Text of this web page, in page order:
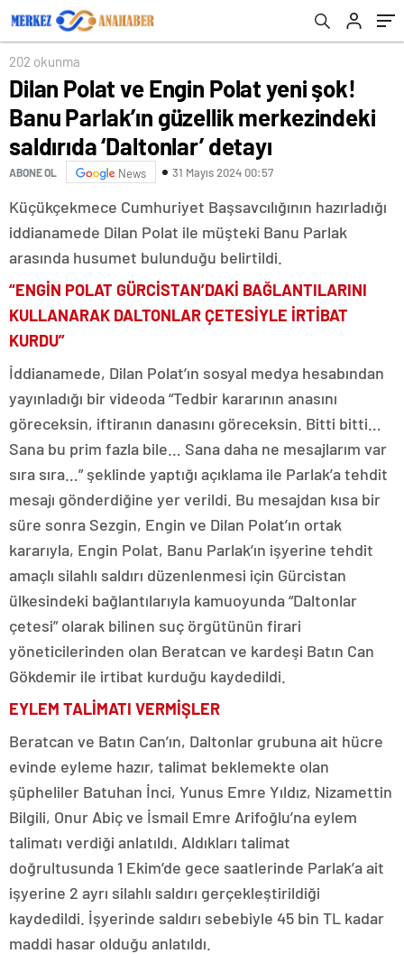
‘Daltonlar’ detayı
202 okunma
Dilan Polat ve Engin Polat yeni şok!
Banu Parlak’ın güzellik merkezindeki
saldırıda ‘Daltonlar’ detayı
ABONE OL News 31 Mayıs 2024 00:57
Küçükçekmece Cumhuriyet Başsavcılığının hazırladığı
iddianamede Dilan Polat ile müşteki Banu Parlak
arasında husumet bulunduğu belirtildi.
“ENGİN POLAT GÜRCİSTAN’DAKİ BAĞLANTILARINI
KULLANARAK DALTONLAR ÇETESİYLE İRTİBAT
KURDU”
İddianamede, Dilan Polat’ın sosyal medya hesabından
yayınladığı bir videoda “Tedbir kararının anasını
göreceksin, iftiranın danasını göreceksin. Bitti bitti…
Sana bu prim fazla bile… Sana daha ne mesajlarım var
sıra sıra…” şeklinde yaptığı açıklama ile Parlak’a tehdit
mesajı gönderdiğine yer verildi. Bu mesajdan kısa bir
süre sonra Sezgin, Engin ve Dilan Polat’ın ortak
kararıyla, Engin Polat, Banu Parlak’ın işyerine tehdit
amaçlı silahlı saldırı düzenlenmesi için Gürcistan
ülkesindeki bağlantılarıyla kamuoyunda “Daltonlar
çetesi” olarak bilinen suç örgütünün firari
yöneticilerinden olan Beratcan ve kardeşi Batın Can
Gökdemir ile irtibat kurduğu kaydedildi.
EYLEM TALİMATI VERMİŞLER
Beratcan ve Batın Can’ın, Daltonlar grubuna ait hücre
evinde eyleme hazır, talimat beklemekte olan
şüpheliler Batuhan İnci, Yunus Emre Yıldız, Nizamettin
Bilgili, Onur Abiç ve İsmail Emre Arifoğlu’na eylem
talimatı verdiği anlatıldı. Aldıkları talimat
doğrultusunda 1 Ekim’de gece saatlerinde Parlak’a ait
işyerine 2 ayrı silahlı saldırı gerçekleştirildiği
kaydedildi. İşyerinde saldırı sebebiyle 45 bin TL kadar
maddi hasar olduğu anlatıldı.